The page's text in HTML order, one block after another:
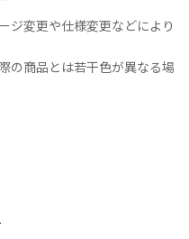
ジ変更や仕様変更などにより
の商品とは若干色が異なる場